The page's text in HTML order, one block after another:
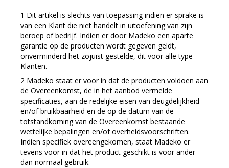
Dit artikel is slechts van toepassing indien er sprake is
van een Klant die niet handelt in uitoefening van zijn
beroep of bedrijf. Indien er door Madeko een aparte
garantie op de producten wordt gegeven geldt,
onverminderd het zojuist gestelde, dit voor alle type
Klanten.
Madeko staat er voor in dat de producten voldoen aan
de Overeenkomst, de in het aanbod vermelde
specificaties, aan de redelijke eisen van deugdelijkheid
en/of bruikbaarheid en de op de datum van de
totstandkoming van de Overeenkomst bestaande
wettelijke bepalingen en/of overheidsvoorschriften.
Indien specifiek overeengekomen, staat Madeko er
tevens voor in dat het product geschikt is voor ander
dan normaal gebruik.